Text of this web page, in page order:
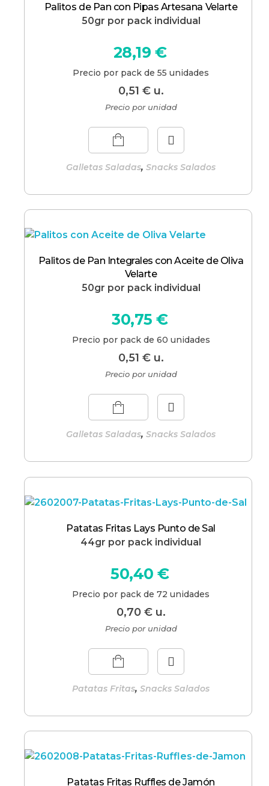
Palitos de Pan con Pipas Artesana Velarte
50gr por pack individual
0,51 €u.
28,19 €
Precio por pack de 55 unidades
Galletas Saladas,Snacks Salados
Precio por unidad
Palitos de Pan Integrales con Aceite de Oliva
Velarte
50gr por pack individual
0,51 €u.
30,75€
Precio por pack de 60 unidades
Galletas Saladas,Snacks Salados
Precio por unidad
Patatas Fritas Lays Punto de Sal
44gr por pack individual
0,70 €u.
50,40€
Precio por pack de 72 unidades
Patatas Fritas,Snacks Salados
Precio por unidad
Patatas Fritas Ruffles de Jamón